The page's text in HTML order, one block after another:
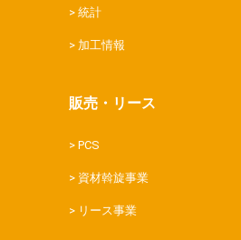
統計
加工情報
販売・リース
PCS
資材斡旋事業
リース事業